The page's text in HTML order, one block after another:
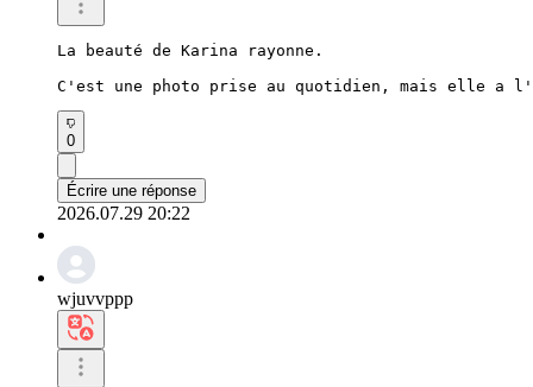
La beauté de Karina rayonne.
C'est une photo prise au quotidien, mais elle a
0
Écrire une réponse
2026.07.29 20:22
wjuvvppp